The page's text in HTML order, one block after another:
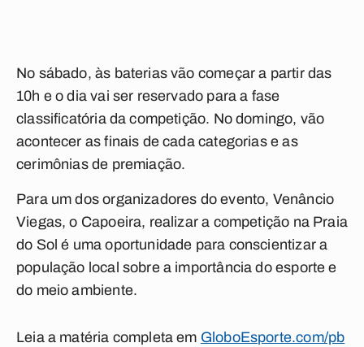
No sábado, às baterias vão começar a partir das
10h e o dia vai ser reservado para a fase
classificatória da competição. No domingo, vão
acontecer as finais de cada categorias e as
cerimônias de premiação.
Para um dos organizadores do evento, Venâncio
Viegas, o Capoeira, realizar a competição na Praia
do Sol é uma oportunidade para conscientizar a
população local sobre a importância do esporte e
do meio ambiente.
Leia a matéria completa em GloboEsporte.com/pb